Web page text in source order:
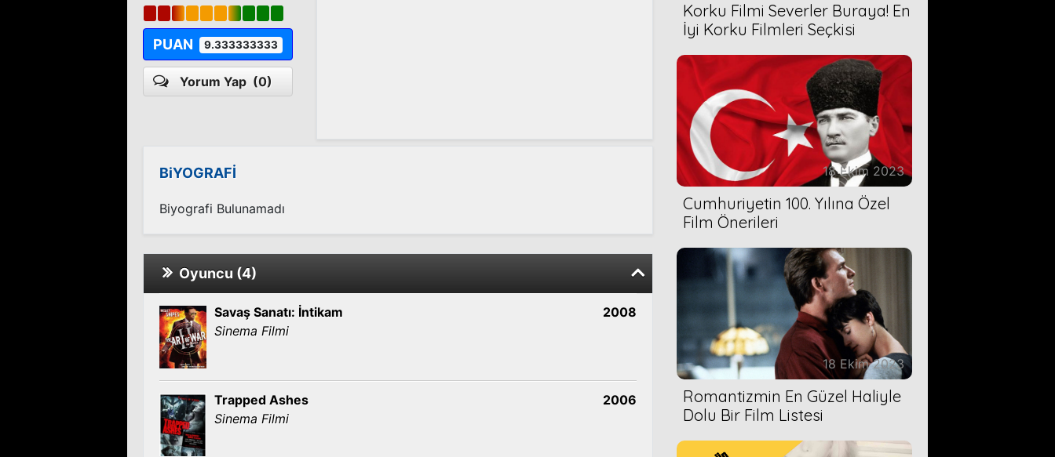
PUAN 9.333333333
Yorum Yap (0)
BiYOGRAFİ
Biyografi Bulunamadı
Oyuncu (4)
Savaş Sanatı: İntikam
Sinema Filmi
2008
Trapped Ashes
Sinema Filmi
2006
Korku Filmi Severler Buraya! En
İyi Korku Filmleri Seçkisi
18 Ekim 2023
Cumhuriyetin 100. Yılına Özel
Film Önerileri
18 Ekim 2023
Romantizmin En Güzel Haliyle
Dolu Bir Film Listesi